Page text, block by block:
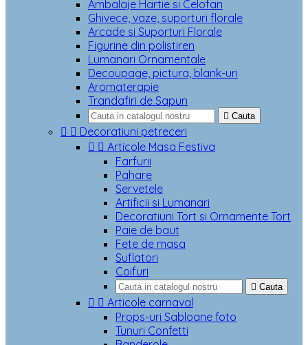
Ambalaje Hartie si Celofan
Ghivece, vaze, suporturi florale
Arcade si Suporturi Florale
Figurine din polistiren
Lumanari Ornamentale
Decoupage, pictura, blank-uri
Aromaterapie
Trandafiri de Sapun
 Cauta
  Decoratiuni petreceri
  Articole Masa Festiva
Farfurii
Pahare
Servetele
Artificii si Lumanari
Decoratiuni Tort si Ornamente Tort
Paie de baut
Fete de masa
Suflatori
Coifuri
 Cauta
  Articole carnaval
Props-uri Sabloane foto
Tunuri Confetti